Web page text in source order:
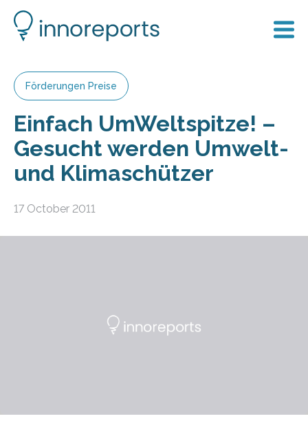
Förderungen Preise
Einfach UmWeltspitze! –
Gesucht werden Umwelt-
und Klimaschützer
17 October 2011